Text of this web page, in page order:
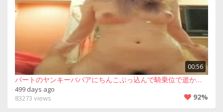
00:56
パートのヤンキーババアにちんこぶっ込んで騎乗位で逝かせる
499 days ago
83273 views
92%